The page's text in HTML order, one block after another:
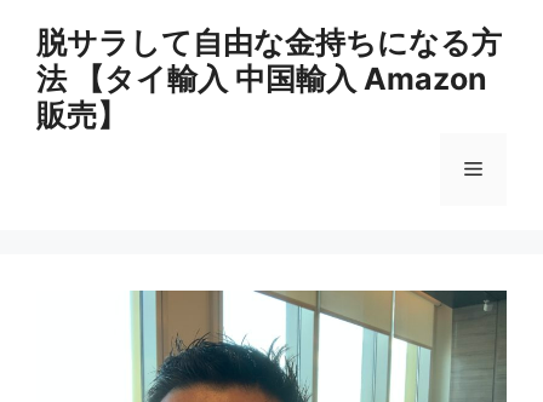
脱サラして自由な金持ちになる方
法 【タイ輸入 中国輸入 Amazon
販売】
メ
ュ
ー